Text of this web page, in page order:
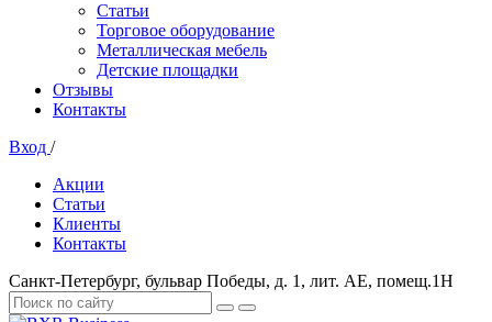
Статьи
Торговое оборудование
Металлическая мебель
Детские площадки
Отзывы
Контакты
Вход /
Акции
Статьи
Клиенты
Контакты
Санкт-Петербург, бульвар Победы, д. 1, лит. АЕ, помещ.1Н